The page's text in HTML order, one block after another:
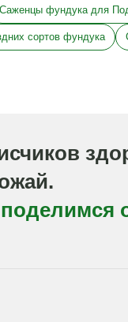
Саженцы фундука для
сортов фундука